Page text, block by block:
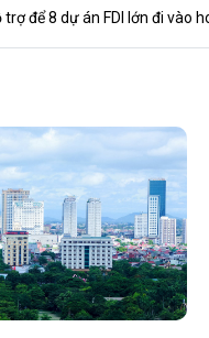
trợ để 8 dự án FDI lớn đi